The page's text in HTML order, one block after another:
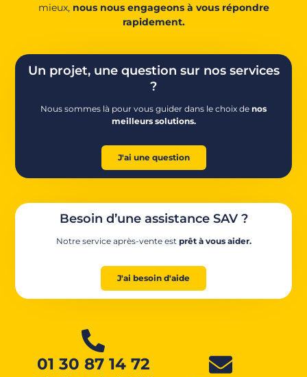
mieux, nous nous engageons à vous répondre
rapidement.
Un projet, une question sur nos services
?
Nous sommes là pour vous guider dans le choix de nos
meilleurs solutions.
J'ai une question
Besoin d’une assistance SAV ?
Notre service après-vente est prêt à vous aider.
J'ai besoin d'aide
01 30 87 14 72